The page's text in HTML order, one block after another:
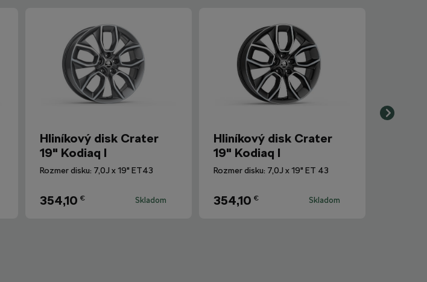
Hliníkový disk Crater
19" Kodiaq I
Rozmer disku: 7,0J x 19" ET43
354,10 € Skladom
Hliníkový disk Crater
19" Kodiaq I
Rozmer disku: 7,0J x 19" ET 43
354,10 € Skladom